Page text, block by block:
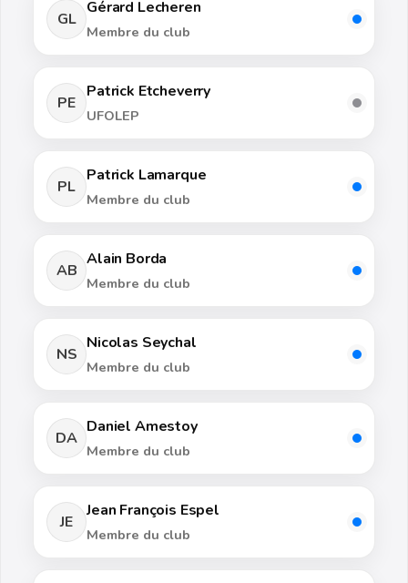
GL
Gérard Lecheren
Membre du club
PE
Patrick Etcheverry
UFOLEP
PL
Patrick Lamarque
Membre du club
AB
Alain Borda
Membre du club
NS
Nicolas Seychal
Membre du club
DA
Daniel Amestoy
Membre du club
JE
Jean François Espel
Membre du club